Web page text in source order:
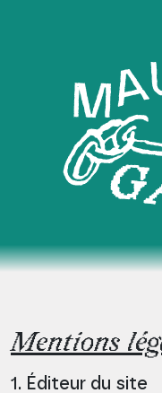
Mentions
1. Éditeur du site